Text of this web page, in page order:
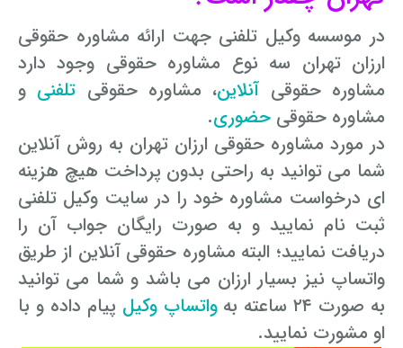
در موسسه وکیل تلفنی جهت ارائه مشاوره حقوقی
ارزان تهران سه نوع مشاوره حقوقی وجود دارد
مشاوره حقوقی آنلاین، مشاوره حقوقی تلفنی و
مشاوره حقوقی حضوری.
در مورد مشاوره حقوقی ارزان تهران به روش آنلاین
شما می توانید به راحتی بدون پرداخت هیچ هزینه
ای درخواست مشاوره خود را در سایت وکیل تلفنی
ثبت نام نمایید و به صورت رایگان جواب آن را
دریافت نمایید؛ البته مشاوره حقوقی آنلاین از طریق
واتساپ نیز بسیار ارزان می باشد و شما می توانید
به صورت ۲۴ ساعته به
واتساپ وکیل پیام داده و با
او مشورت نمایید.